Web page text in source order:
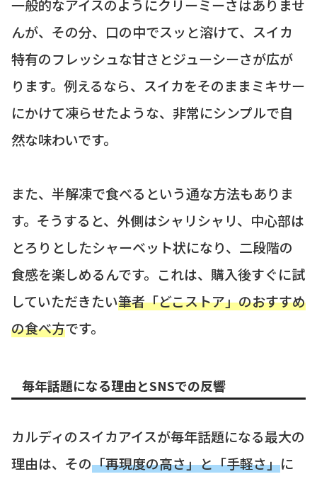
一般的なアイスのようにクリーミーさはありませ
んが、その分、口の中でスッと溶けて、スイカ
特有のフレッシュな甘さとジューシーさが広が
ります。例えるなら、スイカをそのままミキサー
にかけて凍らせたような、非常にシンプルで自
然な味わいです。
また、半解凍で食べるという通な方法もありま
す。そうすると、外側はシャリシャリ、中心部は
とろりとしたシャーベット状になり、二段階の
食感を楽しめるんです。これは、購入後すぐに試
していただきたい筆者「どこストア」のおすすめ
の食べ方です。
毎年話題になる理由とSNSでの反響
カルディのスイカアイスが毎年話題になる最大の
理由は、その「再現度の高さ」と「手軽さ」に